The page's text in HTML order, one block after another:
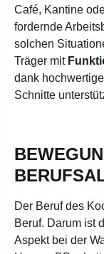
Café, Kantine
fordernde
solchen
Träger mit
dank
Schnitte
Der Beruf des
Beruf. Darum ist
Aspekt bei der